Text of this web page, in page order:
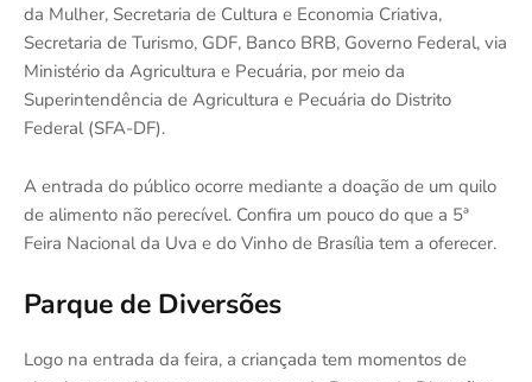
da Mulher, Secretaria de Cultura e Economia Criativa,
Secretaria de Turismo, GDF, Banco BRB, Governo Federal, via
Ministério da Agricultura e Pecuária, por meio da
Superintendência de Agricultura e Pecuária do Distrito
Federal (SFA-DF).
A entrada do público ocorre mediante a doação de um quilo
de alimento não perecível. Confira um pouco do que a 5ª
Feira Nacional da Uva e do Vinho de Brasília tem a oferecer.
Parque de Diversões
Logo na entrada da feira, a criançada tem momentos de